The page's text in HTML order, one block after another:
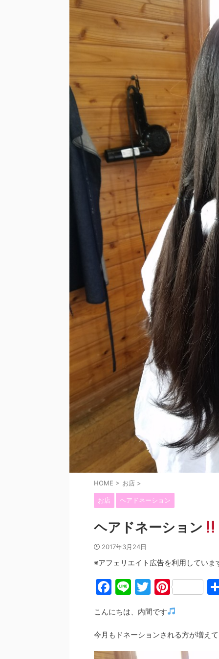
HOME > お店 >
お店 ヘアドネーション
ヘアドネーション
2017年3月24日
※アフェリエイト広告を利用していま
F
c
e
b
Li
e
T
itt
er
Pi
nt
er
e
st
こんにちは、内間です
今月もドネーションされる方が増え